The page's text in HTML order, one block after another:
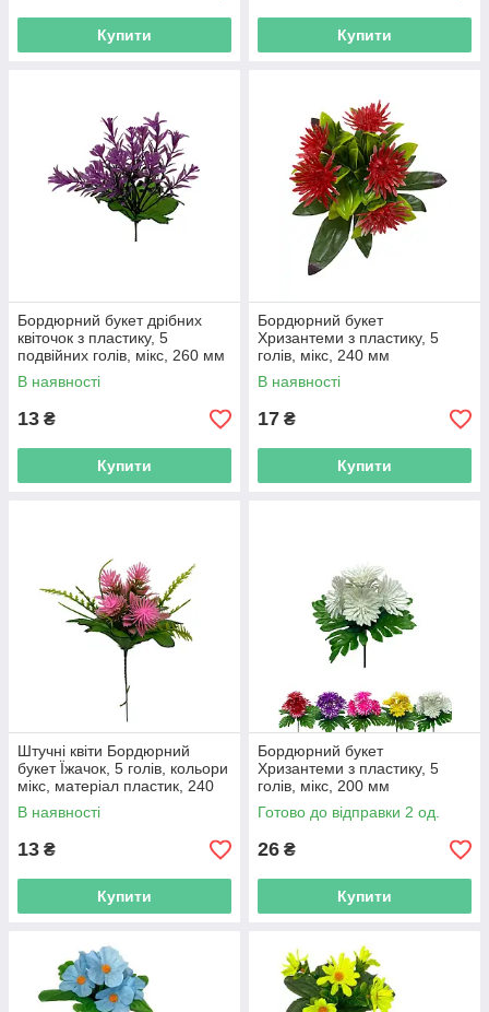
Купити Купити
Бордюрний букет дрібних
квіточок з пластику, 5
подвійних голів, мікс, 260 мм
В наявності
13 ₴
Купити
Бордюрний букет
Хризантеми з пластику, 5
голів, мікс, 240 мм
В наявності
17 ₴
Купити
Штучні квіти Бордюрний
букет Їжачок, 5 голів, кольори
мікс, матеріал пластик, 240
мм
В наявності
13 ₴
Купити
Бордюрний букет
Хризантеми з пластику, 5
голів, мікс, 200 мм
Готово до відправки 2 од.
26 ₴
Купити